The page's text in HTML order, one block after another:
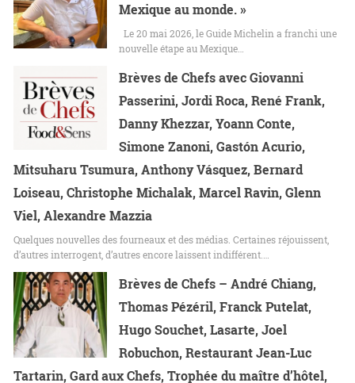
Mexique au monde. »
Le 20 mai 2026, le Guide Michelin a franchi une
nouvelle étape au Mexique…
Brèves de Chefs avec Giovanni
Passerini, Jordi Roca, René Frank,
Danny Khezzar, Yoann Conte,
Simone Zanoni, Gastón Acurio,
Mitsuharu Tsumura, Anthony Vásquez, Bernard
Loiseau, Christophe Michalak, Marcel Ravin, Glenn
Viel, Alexandre Mazzia
Quelques nouvelles des fourneaux et des médias. Certaines réjouissent,
d’autres interrogent, d’autres encore laissent indifférent.…
Brèves de Chefs – André Chiang,
Thomas Pézéril, Franck Putelat,
Hugo Souchet, Lasarte, Joel
Robuchon, Restaurant Jean-Luc
Tartarin, Gard aux Chefs, Trophée du maître d’hôtel,